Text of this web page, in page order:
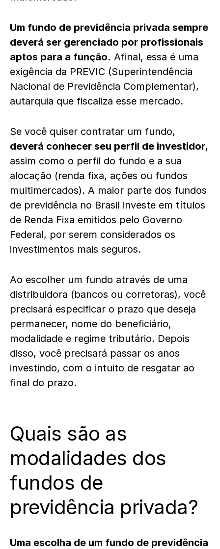
Um fundo de previdência privada sempre
deverá ser gerenciado por profissionais
aptos para a função. Afinal, essa é uma
exigência da PREVIC (Superintendência
Nacional de Previdência Complementar),
autarquia que fiscaliza esse mercado.
Se você quiser contratar um fundo,
deverá conhecer seu perfil de investidor,
assim como o perfil do fundo e a sua
alocação (renda fixa, ações ou fundos
multimercados). A maior parte dos fundos
de previdência no Brasil investe em títulos
de Renda Fixa emitidos pelo Governo
Federal, por serem considerados os
investimentos mais seguros.
Ao escolher um fundo através de uma
distribuidora (bancos ou corretoras), você
precisará especificar o prazo que deseja
permanecer, nome do beneficiário,
modalidade e regime tributário. Depois
disso, você precisará passar os anos
investindo, com o intuito de resgatar ao
final do prazo.
Quais são as
modalidades dos
fundos de
previdência privada?
Uma escolha de um fundo de previdência